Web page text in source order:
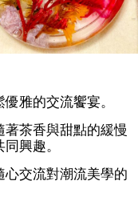
雅的交流饗宴。
茶香與甜點的緩慢
興趣。
交流對潮流美學的